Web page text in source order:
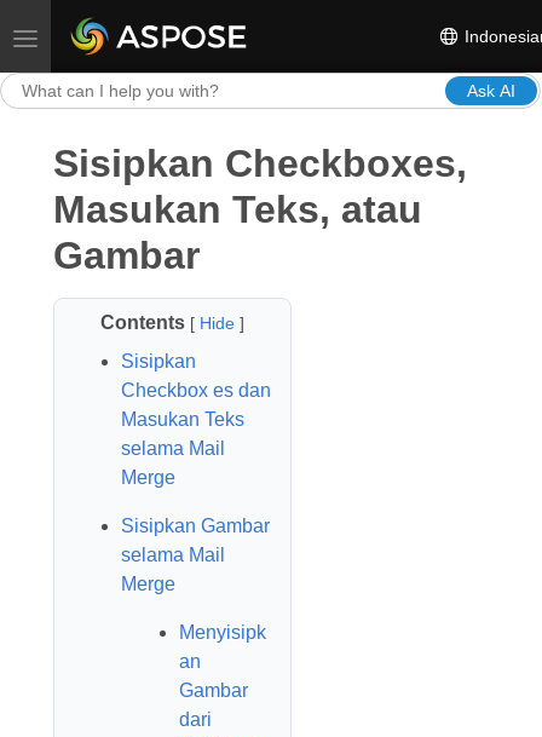
Toggle navigation
Ask AI
Sisipkan Checkboxes,
Masukan Teks, atau
Gambar
Contents [ Hide]
Sisipkan
Checkbox es dan
Masukan Teks
selama Mail
Merge
Sisipkan Gambar
selama Mail
Merge
Menyisipk
an
Gambar
dari